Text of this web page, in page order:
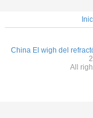
China El wigh del
All